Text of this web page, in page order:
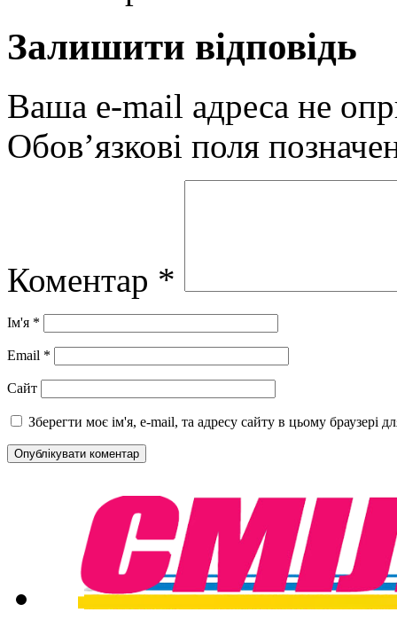
Залишити відповідь
Ваша e-mail адреса не
Обов’язкові поля
Коментар *
Ім'я *
Email *
Сайт
Зберегти моє ім'я, e-mail, та адресу сайту в цьому браузері